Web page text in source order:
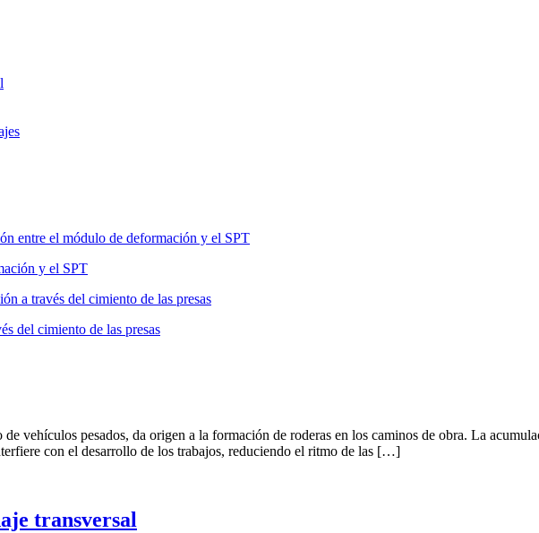
entre el módulo de deformación y el SPT
y el SPT
a través del cimiento de las presas
del cimiento de las presas
vehículos pesados, da origen a la formación de roderas en los caminos de obra. La
con el desarrollo de los trabajos, reduciendo el ritmo de las […]
transversal